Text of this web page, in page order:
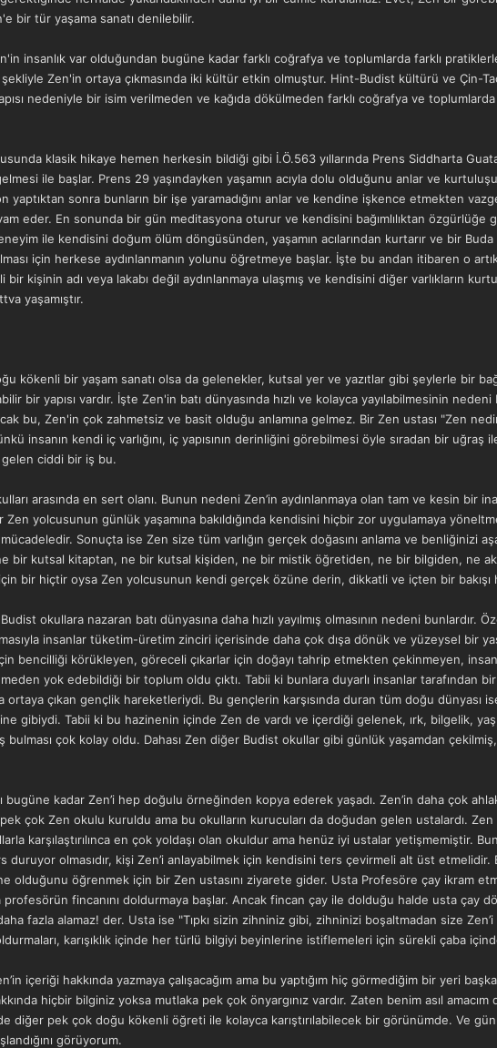
bir tür yaşama sanatı denilebilir.
insanlık var olduğundan bugüne kadar farklı coğrafya ve toplumlarda farklı
Zen'in ortaya çıkmasında iki kültür etkin olmuştur. Hint-Budist kültürü ve Çin-
nedeniyle bir isim verilmeden ve kağıda dökülmeden farklı coğrafya ve toplumlarda
klasik hikaye hemen herkesin bildiği gibi İ.Ö.563 yıllarında Prens Siddharta
ile başlar. Prens 29 yaşındayken yaşamın acıyla dolu olduğunu anlar ve
yaptıktan sonra bunların bir işe yaramadığını anlar ve kendine işkence etmekten
eder. En sonunda bir gün meditasyona oturur ve kendisini bağımlılıktan özgürlüğe
ile kendisini doğum ölüm döngüsünden, yaşamın acılarından kurtarır ve bir
için herkese aydınlanmanın yolunu öğretmeye başlar. İşte bu andan itibaren o
kişinin adı veya lakabı değil aydınlanmaya ulaşmış ve kendisini diğer varlıkların
yaşamıştır.
kökenli bir yaşam sanatı olsa da gelenekler, kutsal yer ve yazıtlar gibi şeylerle bir
bir yapısı vardır. İşte Zen'in batı dünyasında hızlı ve kolayca yayılabilmesinin
bu, Zen'in çok zahmetsiz ve basit olduğu anlamına gelmez. Bir Zen ustası "Zen
insanın kendi iç varlığını, iç yapısının derinliğini görebilmesi öyle sıradan bir
ciddi bir iş bu.
arasında en sert olanı. Bunun nedeni Zen’in aydınlanmaya olan tam ve kesin bir
Zen yolcusunun günlük yaşamına bakıldığında kendisini hiçbir zor uygulamaya
mücadeledir. Sonuçta ise Zen size tüm varlığın gerçek doğasını anlama ve benliğinizi
bir kutsal kitaptan, ne bir kutsal kişiden, ne bir mistik öğretiden, ne bir bilgiden, ne
bir hiçtir oysa Zen yolcusunun kendi gerçek özüne derin, dikkatli ve içten bir bakışı
okullara nazaran batı dünyasına daha hızlı yayılmış olmasının nedeni bunlardır.
insanlar tüketim-üretim zinciri içerisinde daha çok dışa dönük ve yüzeysel bir
bencilliği körükleyen, göreceli çıkarlar için doğayı tahrip etmekten çekinmeyen,
yok edebildiği bir toplum oldu çıktı. Tabii ki bunlara duyarlı insanlar tarafından
ortaya çıkan gençlik hareketleriydi. Bu gençlerin karşısında duran tüm doğu dünyası
gibiydi. Tabii ki bu hazinenin içinde Zen de vardı ve içerdiği gelenek, ırk, bilgelik,
bulması çok kolay oldu. Dahası Zen diğer Budist okullar gibi günlük yaşamdan
bugüne kadar Zen’i hep doğulu örneğinden kopya ederek yaşadı. Zen’in daha çok
çok Zen okulu kuruldu ama bu okulların kurucuları da doğudan gelen ustalardı. Zen
karşılaştırılınca en çok yoldaşı olan okuldur ama henüz iyi ustalar yetişmemiştir.
duruyor olmasıdır, kişi Zen’i anlayabilmek için kendisini ters çevirmeli alt üst
olduğunu öğrenmek için bir Zen ustasını ziyarete gider. Usta Profesöre çay ikram
fincanını doldurmaya başlar. Ancak fincan çay ile dolduğu halde usta çay
fazla alamaz! der. Usta ise "Tıpkı sizin zihniniz gibi, zihninizi boşaltmadan size Zen’i
karışıklık içinde her türlü bilgiyi beyinlerine istiflemeleri için sürekli çaba
içeriği hakkında yazmaya çalışacağım ama bu yaptığım hiç görmediğim bir yeri
hiçbir bilginiz yoksa mutlaka pek çok önyargınız vardır. Zaten benim asıl amacım
diğer pek çok doğu kökenli öğreti ile kolayca karıştırılabilecek bir görünümde. Ve
görüyorum.